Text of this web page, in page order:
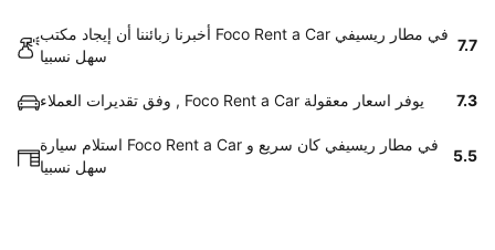
أخبرنا زبائننا أن إيجاد مكتب Foco Rent a Car في مطار ريسيفي
سهل نسبيا
7.7
وفق تقديرات العملاء , Foco Rent a Car يوفر اسعار معقولة 7.3
استلام سيارة Foco Rent a Car في مطار ريسيفي كان سريع و
سهل نسبيا
5.5